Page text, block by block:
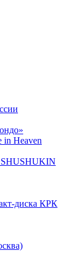
in Heaven
SHUSHUKIN
диска КРК